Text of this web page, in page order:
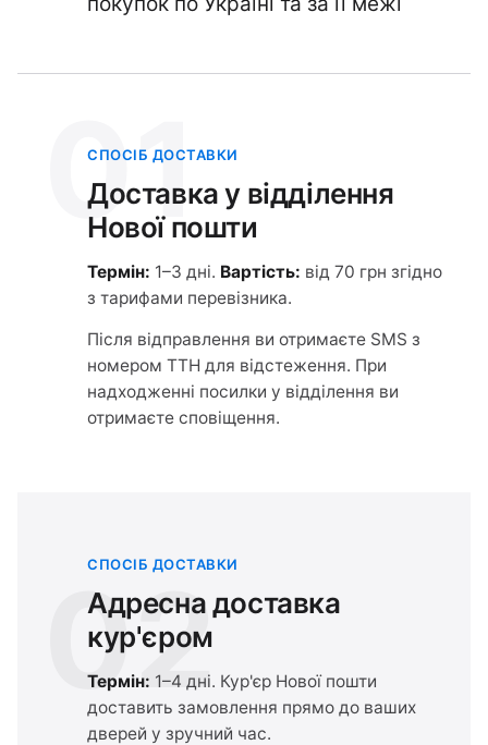
01
СПОСІБ ДОСТАВКИ
Доставка у відділення
Нової пошти
Термін: 1–3 дні. Вартість: від 70 грн згідно
з тарифами перевізника.
Після відправлення ви отримаєте SMS з
номером ТТН для відстеження. При
надходженні посилки у відділення ви
отримаєте сповіщення.
02
СПОСІБ ДОСТАВКИ
Адресна доставка
кур'єром
Термін: 1–4 дні. Кур'єр Нової пошти
доставить замовлення прямо до ваших
дверей у зручний час.